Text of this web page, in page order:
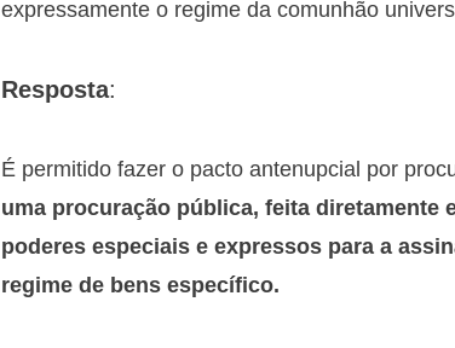
expressamente o regime da comunhão
Resposta:
É permitido fazer o pacto antenupcial por
uma procuração pública, feita diretamente
poderes especiais e expressos para a
regime de bens específico.